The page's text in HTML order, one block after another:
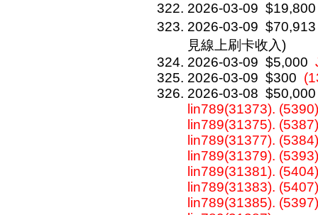
2026-03-09 $19,800
2026-03-09 $70,913
見線上刷卡收入)
2026-03-09 $5,000
2026-03-09 $300
2026-03-08 $50,000
lin789(31373).
lin789(31375).
lin789(31377).
lin789(31379).
lin789(31381).
lin789(31383).
lin789(31385).